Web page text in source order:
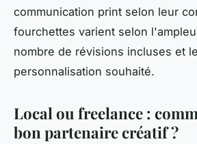
communication print selon leur
fourchettes varient selon
nombre de révisions incluses et
personnalisation souhaité.
Local ou freelance :
bon partenaire créatif ?